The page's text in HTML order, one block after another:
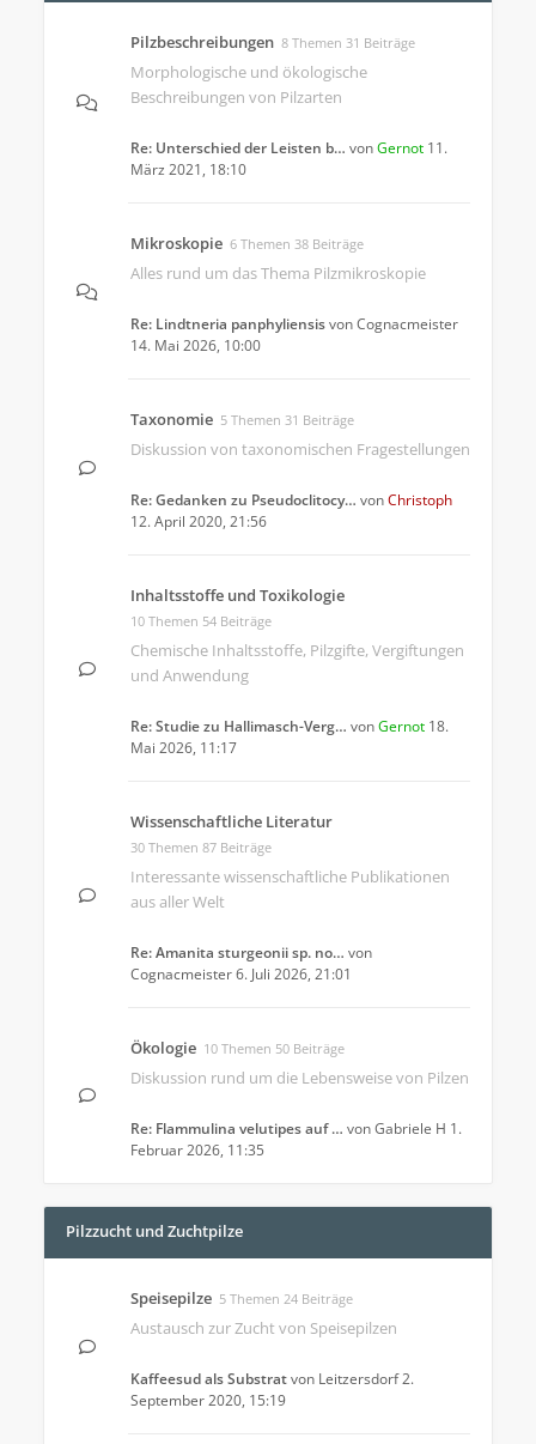
Pilzbeschreibungen 8 Themen 31 Beiträge
Morphologische und ökologische
Beschreibungen von Pilzarten
Re: Unterschied der Leisten b… vonGernot 11.
März 2021, 18:10
Mikroskopie 6 Themen 38 Beiträge
Alles rund um das Thema Pilzmikroskopie
Re: Lindtneria panphyliensisvonCognacmeister
14. Mai 2026, 10:00
Taxonomie 5 Themen 31 Beiträge
Diskussion von taxonomischen Fragestellungen
Re: Gedanken zu Pseudoclitocy… vonChristoph
12. April 2020, 21:56
Inhaltsstoffe und Toxikologie
10 Themen 54 Beiträge
Chemische Inhaltsstoffe, Pilzgifte, Vergiftungen
und Anwendung
Re: Studie zu Hallimasch-Verg… vonGernot 18.
Mai 2026, 11:17
Wissenschaftliche Literatur
30 Themen 87 Beiträge
Interessante wissenschaftliche Publikationen
aus aller Welt
Re: Amanita sturgeonii sp. no… von
Cognacmeister6. Juli 2026, 21:01
Ökologie 10 Themen 50 Beiträge
Diskussion rund um die Lebensweise von Pilzen
Re: Flammulina velutipes auf … vonGabriele H 1.
Februar 2026, 11:35
Pilzzucht und Zuchtpilze
Speisepilze 5 Themen 24 Beiträge
Austausch zur Zucht von Speisepilzen
Kaffeesud als Substratvon Leitzersdorf2.
September 2020, 15:19